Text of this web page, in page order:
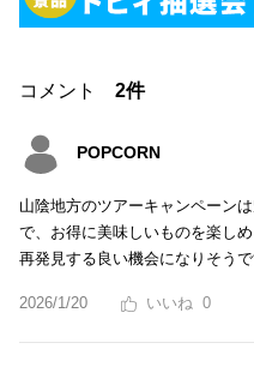
コメント 2件
POPCORN
山陰地方のツアーキャンペーン
で、お得に美味しいものを楽し
再発見する良い機会になりそうで
2026/1/20 0